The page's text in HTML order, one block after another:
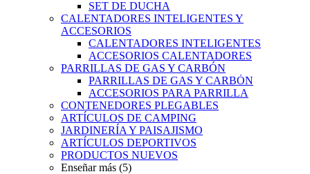
SET DE DUCHA
CALENTADORES INTELIGENTES Y
ACCESORIOS
CALENTADORES INTELIGENTES
ACCESORIOS CALENTADORES
PARRILLAS DE GAS Y CARBÓN
PARRILLAS DE GAS Y CARBÓN
ACCESORIOS PARA PARRILLA
CONTENEDORES PLEGABLES
ARTÍCULOS DE CAMPING
JARDINERÍA Y PAISAJISMO
ARTÍCULOS DEPORTIVOS
PRODUCTOS NUEVOS
Enseñar más (5)